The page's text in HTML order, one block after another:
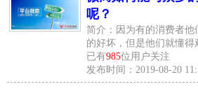
呢？
简介：因为有的消费者他
的好坏，但是他们就懂得
已有985位用户关注
发布时间：2019-08-20